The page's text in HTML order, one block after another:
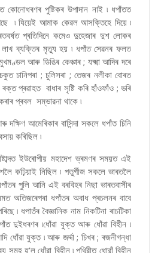
কোনোধৰণৰ পুষ্টিকৰ উপাদান নাই ৷ ধপাঁতত
৷ যিয়েই আমাক কেৱল আসক্তিহে দিয়ে ৷
প্ৰতিদিনে কমেও দুহেজাৰ দুশ লোকৰ
ব্যক্তিৰ মৃত্যু হয় ৷ ধপাঁত সেৱনৰ ফলত
আৰু ডিঙিৰ কেঞ্চাৰ ; যক্ষ্মা আদিৰ দৰে
চানিপৰা ; চুলিসৰা ; তেজৰ নলীকা বোৰত
প্ৰৱাহত বাধাৰ সৃষ্টি কৰি হাঁওফাঁও ; ভৰি
প্ৰবল সম্ভাৱনা থাকে ৷
দক্ষিণ আমেৰিকাৰ বাসিন্দা সকলে ধপাঁত চিনি
কৰিছিল ৷
ইউৰোপীয় মহাদেশ ভ্ৰমণৰ সময়ত এই
কঢ়িয়াই নিছিল ৷ পতুৰ্গীজ সকলে ভাৰতলৈ
পুলি আনি এই বৰবিহৰ নিছা ভাৰতবাসীৰ
অতিজৰেপৰা ধপাঁতৰ অবাধ প্ৰচলনৰ বাবে
৷ ধপাতঁৰ বৈজ্ঞানিক নাম নিকটিনা ৰাচটিকা
দুইধৰণৰ ৷ধোঁৱা যুক্ত আৰু ধোঁৱা বিহীন ৷
ধোঁৱা যুক্ত ৷ আৰু জৰ্দ্দা ; চিখৰ ; ৰজনীগন্ধা
সমূহ হ’ল ধোঁৱা বিহীন ৷ পৃথিৱীত ধোৱাঁ বিহীন